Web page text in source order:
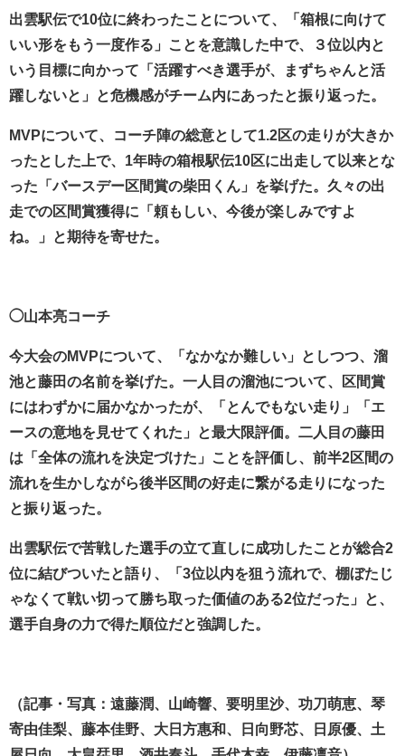
出雲駅伝で10位に終わったことについて、「箱根に向けて
いい形をもう一度作る」ことを意識した中で、３位以内と
いう目標に向かって「活躍すべき選手が、まずちゃんと活
躍しないと」と危機感がチーム内にあったと振り返った。
MVPについて、コーチ陣の総意として1.2区の走りが大きか
ったとした上で、1年時の箱根駅伝10区に出走して以来とな
った「バースデー区間賞の柴田くん」を挙げた。久々の出
走での区間賞獲得に「頼もしい、今後が楽しみですよ
ね。」と期待を寄せた。
◯山本亮コーチ
今大会のMVPについて、「なかなか難しい」としつつ、溜
池と藤田の名前を挙げた。一人目の溜池について、区間賞
にはわずかに届かなかったが、「とんでもない走り」「エ
ースの意地を見せてくれた」と最大限評価。二人目の藤田
は「全体の流れを決定づけた」ことを評価し、前半2区間の
流れを生かしながら後半区間の好走に繋がる走りになった
と振り返った。
出雲駅伝で苦戦した選手の立て直しに成功したことが総合2
位に結びついたと語り、「3位以内を狙う流れで、棚ぼたじ
ゃなくて戦い切って勝ち取った価値のある2位だった」と、
選手自身の力で得た順位だと強調した。
（記事・写真：遠藤潤、山崎響、要明里沙、功刀萌恵、琴
寄由佳梨、藤本佳野、大日方惠和、日向野芯、日原優、土